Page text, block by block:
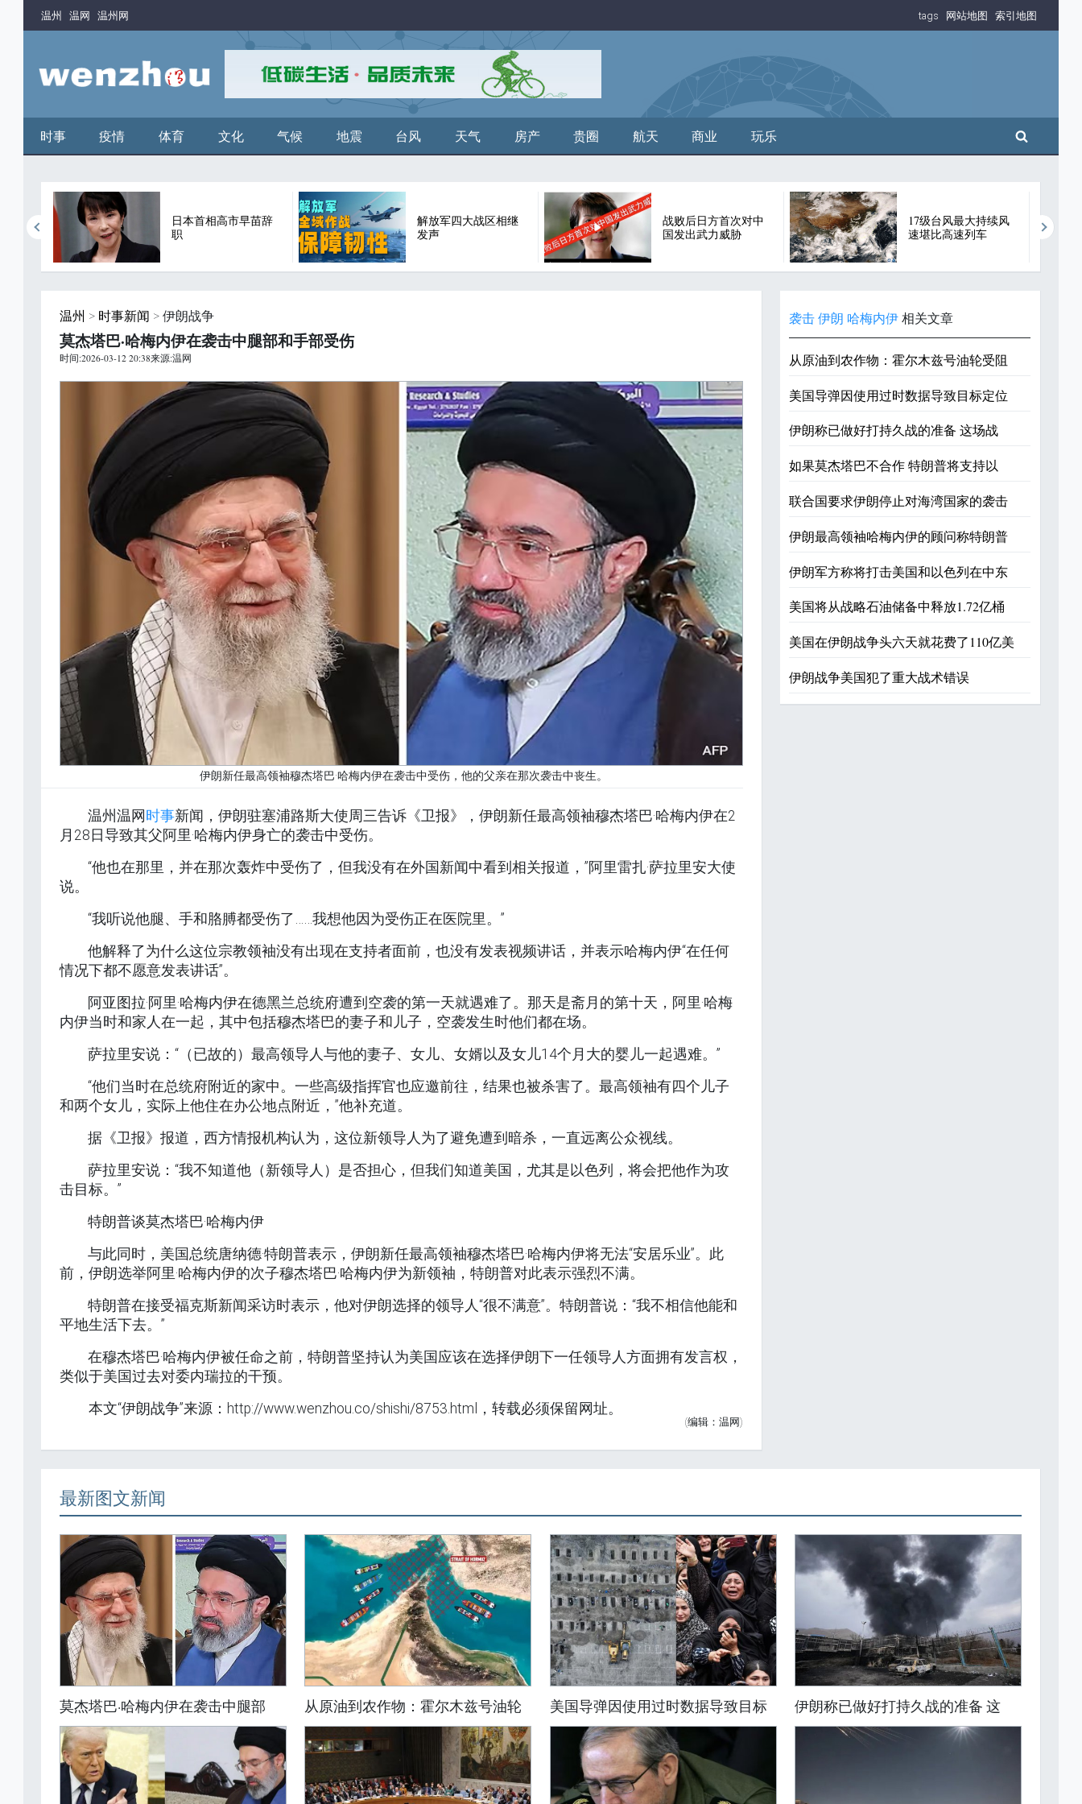
温州 温网 温州网 tags 网站地图 索引地图
时事 疫情 体育 文化 气候 地震 台风 天气 房产 贵圈 航天 商业 玩乐 搜索
日本首相高市早苗辞
职
解放军四大战区相继
发声
战败后日方首次对中
国发出武力威胁
17级台风最大持续风
速堪比高速列车
温州 > 时事新闻 > 伊朗战争
莫杰塔巴·哈梅内伊在袭击中腿部和手部受伤
时间:2026-03-12 20:38来源:温网
伊朗新任最高领袖穆杰塔巴·哈梅内伊在袭击中受伤，他的父亲在那次袭击中丧生。
温州温网 时事新闻，伊朗驻塞浦路斯大使周三告诉《卫报》，伊朗新任最高领袖穆杰塔巴·哈梅内伊在2
月28日导致其父阿里·哈梅内伊身亡的袭击中受伤。
“他也在那里，并在那次轰炸中受伤了，但我没有在外国新闻中看到相关报道，”阿里雷扎·萨拉里安大使
说。
“我听说他腿、手和胳膊都受伤了……我想他因为受伤正在医院里。”
他解释了为什么这位宗教领袖没有出现在支持者面前，也没有发表视频讲话，并表示哈梅内伊“在任何
情况下都不愿意发表讲话”。
阿亚图拉·阿里·哈梅内伊在德黑兰总统府遭到空袭的第一天就遇难了。那天是斋月的第十天，阿里·哈梅
内伊当时和家人在一起，其中包括穆杰塔巴的妻子和儿子，空袭发生时他们都在场。
萨拉里安说：“（已故的）最高领导人与他的妻子、女儿、女婿以及女儿14个月大的婴儿一起遇难。”
“他们当时在总统府附近的家中。一些高级指挥官也应邀前往，结果也被杀害了。最高领袖有四个儿子
和两个女儿，实际上他住在办公地点附近，”他补充道。
据《卫报》报道，西方情报机构认为，这位新领导人为了避免遭到暗杀，一直远离公众视线。
萨拉里安说：“我不知道他（新领导人）是否担心，但我们知道美国，尤其是以色列，将会把他作为攻
击目标。”
特朗普谈莫杰塔巴·哈梅内伊
与此同时，美国总统唐纳德·特朗普表示，伊朗新任最高领袖穆杰塔巴·哈梅内伊将无法“安居乐业”。此
前，伊朗选举阿里·哈梅内伊的次子穆杰塔巴·哈梅内伊为新领袖，特朗普对此表示强烈不满。
特朗普在接受福克斯新闻采访时表示，他对伊朗选择的领导人“很不满意”。特朗普说：“我不相信他能和
平地生活下去。”
在穆杰塔巴·哈梅内伊被任命之前，特朗普坚持认为美国应该在选择伊朗下一任领导人方面拥有发言权，
类似于美国过去对委内瑞拉的干预。
本文“伊朗战争”来源：http://www.wenzhou.co/shishi/8753.html，转载必须保留网址。
(编辑：温网)
袭击 伊朗 哈梅内伊 相关文章
从原油到农作物：霍尔木兹号油轮受阻
美国导弹因使用过时数据导致目标定位
伊朗称已做好打持久战的准备 这场战
如果莫杰塔巴不合作 特朗普将支持以
联合国要求伊朗停止对海湾国家的袭击
伊朗最高领袖哈梅内伊的顾问称特朗普
伊朗军方称将打击美国和以色列在中东
美国将从战略石油储备中释放1.72亿桶
美国在伊朗战争头六天就花费了110亿美
伊朗战争美国犯了重大战术错误
最新图文新闻
莫杰塔巴·哈梅内伊在袭击中腿部 从原油到农作物：霍尔木兹号油轮 美国导弹因使用过时数据导致目标 伊朗称已做好打持久战的准备 这